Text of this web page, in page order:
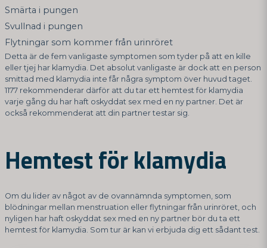
Smärta i pungen
Svullnad i pungen
Flytningar som kommer från urinröret
Detta är de fem vanligaste symptomen som tyder på att en kille
eller tjej har klamydia. Det absolut vanligaste är dock att en person
smittad med klamydia inte får några symptom över huvud taget.
1177 rekommenderar därför att du tar ett hemtest för klamydia
varje gång du har haft oskyddat sex med en ny partner. Det är
också rekommenderat att din partner testar sig.
Hemtest för klamydia
Om du lider av något av de ovannämnda symptomen, som
blödningar mellan menstruation eller flytningar från urinröret, och
nyligen har haft oskyddat sex med en ny partner bör du ta ett
hemtest för klamydia. Som tur är kan vi erbjuda dig ett sådant test.